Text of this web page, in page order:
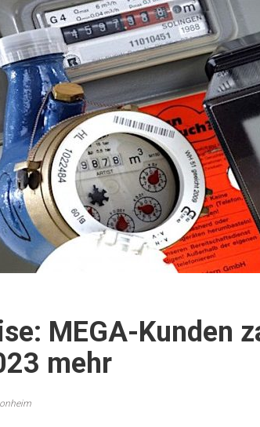
MEGA-Kunden
mehr